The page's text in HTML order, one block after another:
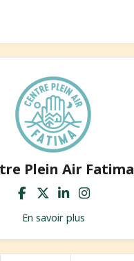
Plein Air Fatima
En savoir plus